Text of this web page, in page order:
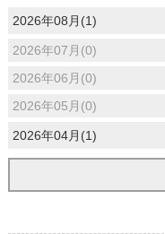
2026年08月(1)
2026年07月(0)
2026年06月(0)
2026年05月(0)
2026年04月(1)